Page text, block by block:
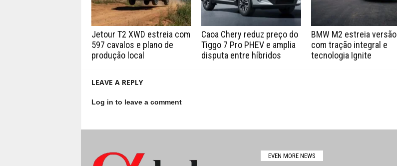
Jetour T2 XWD estreia com
597 cavalos e plano de
produção local
Caoa Chery reduz preço do
Tiggo 7 Pro PHEV e amplia
disputa entre híbridos
BMW M2 estreia versão
com tração integral e
tecnologia Ignite
LEAVE A REPLY
Log in to leave a comment
EVEN MORE NEWS